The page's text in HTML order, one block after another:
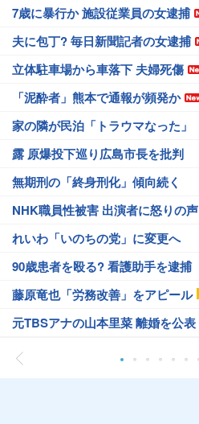
7歳に暴行か 施設従業員の女逮捕
夫に包丁? 毎日新聞記者の女逮捕
立体駐車場から車落下 夫婦死傷
「泥酔者」熊本で通報が頻発か
家の隣が民泊「トラウマなった」
露 原爆投下巡り広島市長を批判
無期刑の「終身刑化」傾向続く
NHK職員性被害 出演者に怒りの声
れいわ「いのちの党」に変更へ
90歳患者を殴る? 看護助手を逮捕
藤原竜也「労務改善」をアピール
元TBSアナの山本里菜 離婚を公表